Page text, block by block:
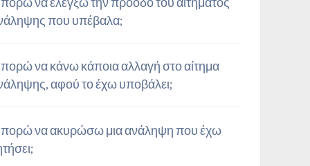
που υπέβαλα;
να κάνω κάποια αλλαγή στο αίτημα
αφού το έχω υποβάλει;
να ακυρώσω μια ανάληψη που έχω